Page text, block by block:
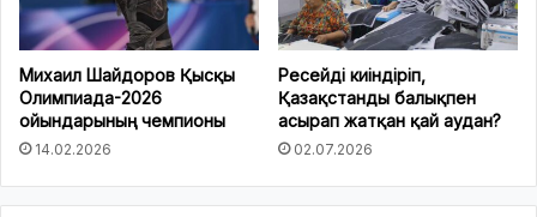
Михаил Шайдоров Қысқы
Олимпиада-2026
ойындарының чемпионы
14.02.2026
Ресейді киіндіріп,
Қазақстанды балықпен
асырап жатқан қай аудан?
02.07.2026